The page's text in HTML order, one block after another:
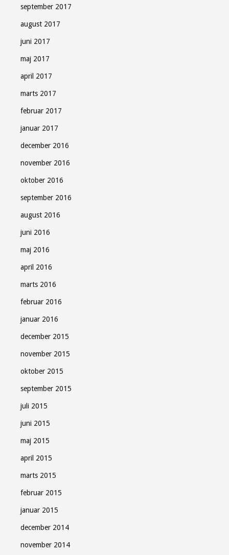
september 2017
august 2017
juni 2017
maj 2017
april 2017
marts 2017
februar 2017
januar 2017
december 2016
november 2016
oktober 2016
september 2016
august 2016
juni 2016
maj 2016
april 2016
marts 2016
februar 2016
januar 2016
december 2015
november 2015
oktober 2015
september 2015
juli 2015
juni 2015
maj 2015
april 2015
marts 2015
februar 2015
januar 2015
december 2014
november 2014